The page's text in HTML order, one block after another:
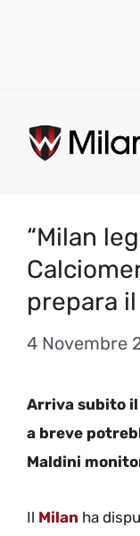
contenuto
“Milan
prepara
4 Novembre
Arriva subito
a breve
Maldini
Il Milan ha